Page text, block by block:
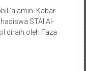
‘alamin. Kabar
STAI Al-
diraih oleh Faza